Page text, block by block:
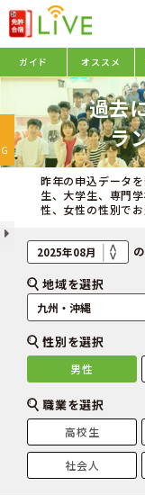
ガイド オススメ
過去
ラ
昨年の申込データ
生、大学生、専門
性、女性の性別でお
地域を選択
性別を選択
男性
職業を選択
高校生
社会人